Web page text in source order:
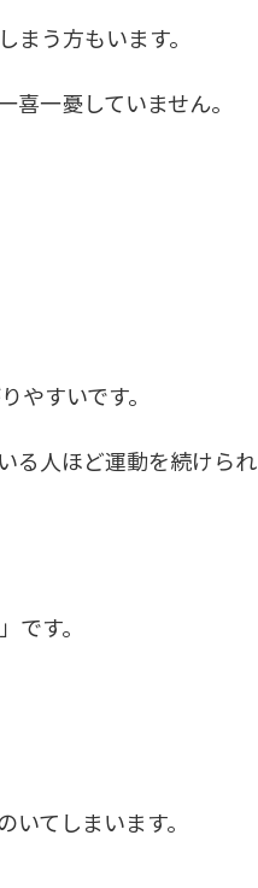
う方もいます。
一憂していません。
やすいです。
る人ほど運動を続けられ
す。
てしまいます。